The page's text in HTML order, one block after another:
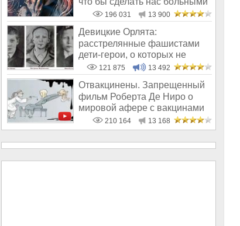
и бесплодным
196 031 13 900
Девицкие Орлята:
расстрелянные фашистами
дети-герои, о которых не
рассказывают в шк
121 875 13 492
Отвакцинены. Запрещенный
фильм Роберта Де Ниро о
мировой афере с вакцинами
210 164 13 168